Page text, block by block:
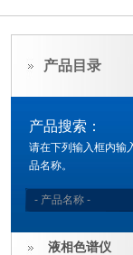
产品目录
产品搜索：
请在下列输入框内输
品名称。
液相色谱仪